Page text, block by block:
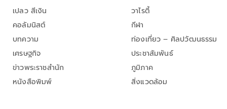
เปลว สีเงิน
คอลัมนิสต์
บทความ
เศรษฐกิจ
ข่าวพระราชสำนัก
หนังสือพิมพ์
วาไรตี้
กีฬา
ท่องเที่ยว – ศิลปวัฒนธรรม
ประชาสัมพันธ์
ภูมิภาค
สิ่งแวดล้อม